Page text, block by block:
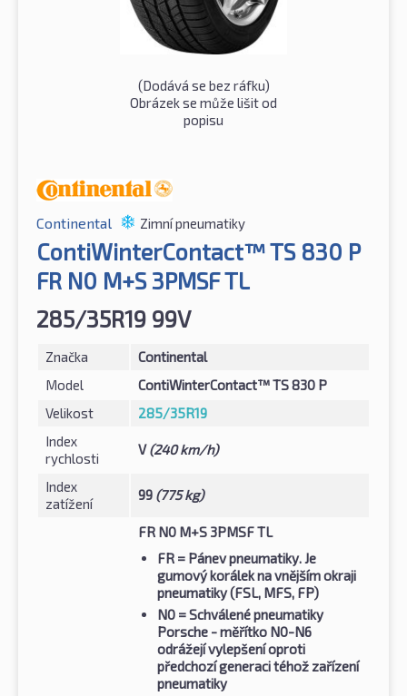
(Dodává se bez ráfku)
Obrázek se může lišit od
popisu
Continental Zimní pneumatiky
ContiWinterContact™ TS 830 P
FR N0 M+S 3PMSF TL
285/35R19 99V
Značka
Continental
Model
ContiWinterContact™ TS 830 P
Velikost
285/35R19
Index
rychlosti
V(240 km/h)
Index
zatížení
99 (775 kg)
FR N0 M+S 3PMSF TL
FR = Pánev pneumatiky. Je
gumový korálek na vnějším okraji
pneumatiky (FSL, MFS, FP)
N0 = Schválené pneumatiky
Porsche - měřítko N0-N6
odrážejí vylepšení oproti
předchozí generaci téhož zařízení
pneumatiky